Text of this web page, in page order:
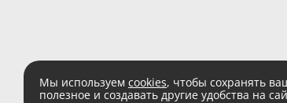
Мы используем cookies, чтобы сохранять
полезное и создавать другие удобства на